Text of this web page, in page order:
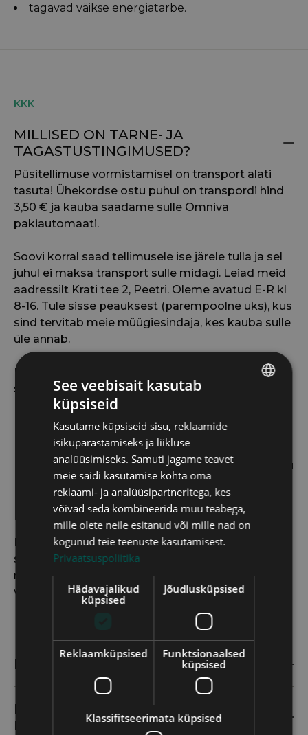
tagavad väikse energiatarbe.
KKK
MILLISED ON TARNE- JA
TAGASTUSTINGIMUSED?
Püsitellimuse vormistamisel on transport alati
tasuta! Ühekordse ostu puhul on transpordi hind
3,50 € ja kauba saadame sulle Omniva
pakiautomaati.
Soovi korral saad tellimusele ise järele tulla ja sel
juhul ei maksa transport sulle midagi. Leiad meid
aadressilt Krati tee 2, Peetri. Oleme avatud E-R kl
8-16. Tule sisse peauksest (parempoolne uks), kus
sind tervitab meie müügiesindaja, kes kauba sulle
üle annab.
NB! Kui sinu tellitud tooted on komplekteeritud,
saadame sulle selle kohta kirja.
Kui valisid transpordiks pakiautomaadi, leiad
kirjast paki jälgimiskoodi, millega saad paki
teekonda jälgida.
Kui valisid ise järeletulemise, teatab kiri, et sinu
tellimus on valmis ja võid sellele kasvõi kohe
järele tulla.
Kui selgub, et filtrikomplekt siiski ei sobi, anna
sellest teadainfo@kodufiltrid.ee
meile tagastada või uue komplekti vastu
vahetada.
MIDA TÄHENDAB PÜSITELLIMUS?
KAS SAAN FILTRITE VAHETAMISEGA
ISE HAKKAMA?
RUSSIAN
ENGLISH
See veebisait kasutab
küpsiseid
Kasutame küpsiseid sisu, reklaamide
isikupärastamiseks ja liikluse
analüüsimiseks. Samuti jagame teavet
meie saidi kasutamise kohta oma
reklaami- ja analüüsipartneritega, kes
võivad seda kombineerida muu teabega,
mille olete neile esitanud või mille nad on
kogunud teie teenuste kasutamisest.
Privaatsuspoliitika
Hädavajalikud
küpsised
Jõudlusküpsised
Reklaamküpsised
Funktsionaalsed
küpsised
Klassifitseerimata küpsised